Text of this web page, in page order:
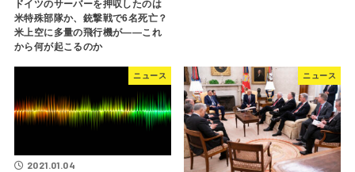
ドイツのサーバーを押収したのは
米特殊部隊か、銃撃戦で6名死亡？
米上空に多量の飛行機が――これ
から何が起こるのか
ニュース
2021.01.04
ニュース